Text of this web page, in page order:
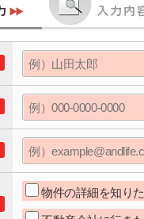
物件の詳細を知り